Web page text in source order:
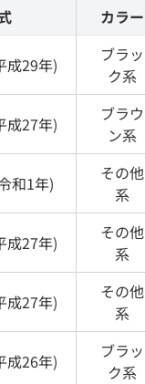
カラー
成29年)
ブラッ
ク系
成27年)
ブラウ
ン系
和1年)
その他
系
成27年)
その他
系
成27年)
その他
系
成26年)
ブラッ
ク系